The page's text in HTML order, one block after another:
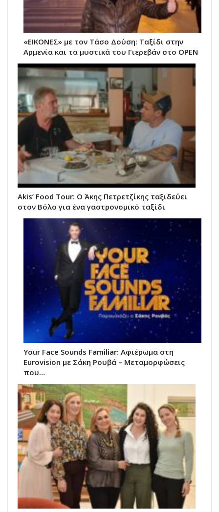
«ΕΙΚΟΝΕΣ» με τον Τάσο Δούση: Ταξίδι στην
Αρμενία και τα μυστικά του Γιερεβάν στο OPEN
Akis’ Food Tour: Ο Άκης Πετρετζίκης ταξιδεύει
στον Βόλο για ένα γαστρονομικό ταξίδι
Your Face Sounds Familiar: Αφιέρωμα στη
Eurovision με Σάκη Ρουβά – Μεταμορφώσεις
που…